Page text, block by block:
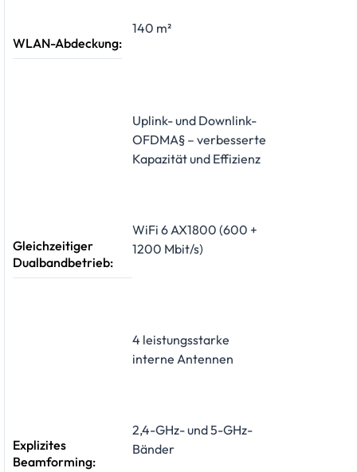
WLAN-Abdeckung:
140 m²
Uplink- und Downlink-
OFDMA§ – verbesserte
Kapazität und Effizienz
Gleichzeitiger
Dualbandbetrieb:
WiFi 6 AX1800 (600 +
1200 Mbit/s)
4 leistungsstarke
interne Antennen
Explizites
Beamforming:
2,4-GHz- und 5-GHz-
Bänder